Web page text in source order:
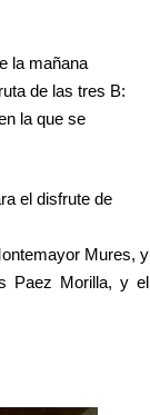
la mañana
de las tres B:
la que se
el disfrute de
Mures, y
Paez Morilla, y el